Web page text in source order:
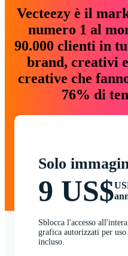
Vecteezy è il
numero 1 al
90.000 clienti in
brand, creativi
creative che
76% di
Solo
9 US$
Sblocca l'accesso
grafica autorizzati per
incluso.